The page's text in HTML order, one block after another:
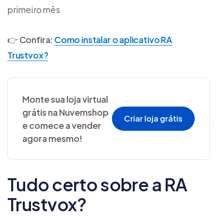
primeiro mês
👉Confira: Como instalar o aplicativo RA
Trustvox?
Monte sua loja virtual
grátis na Nuvemshop
e comece a vender
agora mesmo!
Criar loja grátis
Tudo certo sobre a RA
Trustvox?